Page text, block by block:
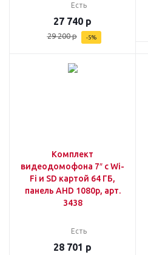
Есть
27 740 р
29 200р -5%
Комплект
видеодомофона 7″ с Wi-
Fi и SD картой 64 ГБ,
панель AHD 1080p, арт.
3438
Есть
28 701 р